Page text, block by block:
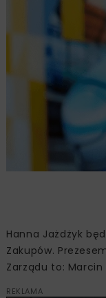
Hanna Jażdżyk
Zakupów.
Zarządu to: Marcin
REKLAMA